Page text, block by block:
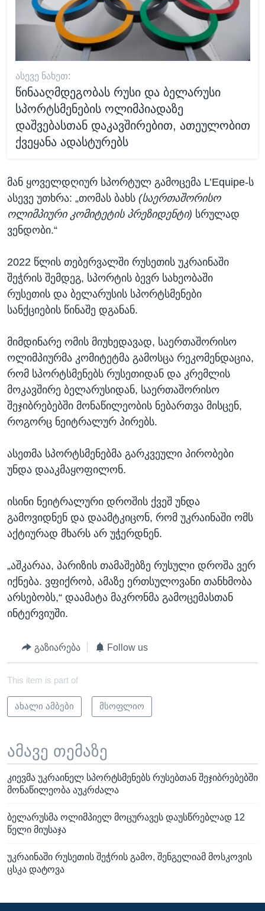
ᲐᲡᲔᲕᲔ ᲜᲐᲮᲔᲗ:
წინააღმდეგობას რუსი და ბელარუსი
სპორტსმენების ოლიმპიადაზე
დაშვებასთან დაკავშირებით, ათეულობით
ქვეყანა ადასტურებს
მან ყოველდღიურ სპორტულ გამოცემა L’Equipe-ს
ასევე უთხრა: „თომას ბახს (საერთაშორისო
ოლიმპიური კომიტეტის პრეზიდენტი) სრულად
ვენდობი.“
2022 წლის თებერვალში რუსეთის უკრაინაში
შეჭრის შემდეგ, სპორტის ბევრ სახეობაში
რუსეთის და ბელარუსის სპორტსმენები
სანქციების წინაშე დგანან.
მიმდინარე ომის მიუხედავად, საერთაშორისო
ოლიმპიურმა კომიტეტმა გამოსცა რეკომენდაცია,
რომ სპორტსმენებს რუსეთიდან და კრემლის
მოკავშირე ბელარუსიდან, საერთაშორისო
შეჯიბრებებში მონაწილეობის ნებართვა მისცენ,
როგორც ნეიტრალურ პირებს.
ასეთმა სპორტსმენებმა გარკვეული პირობები
უნდა დააკმაყოფილონ.
ისინი ნეიტრალური დროშის ქვეშ უნდა
გამოვიდნენ და დაამტკიცონ, რომ უკრაინაში ომს
აქტიურად მხარს არ უჭერდნენ.
„აშკარაა, პარიზის თამაშებზე რუსული დროშა ვერ
იქნება. ვფიქრობ, ამაზე ერთსულოვანი თანხმობა
არსებობს,“ დაამატა მაკრონმა გამოცემასთან
ინტერვიუში.
გაზიარება Follow us
This item is part of
ახალი ამბები მსოფლიო
ამავე თემაზე
კიევმა უკრაინელ სპორტსმენებს რუსებთან შეჯიბრებებში
მონაწილეობა აუკრძალა
ბელარუსმა ოლიმპიელ მოცურავეს დაუსწრებლად 12
წელი მიუსაჯა
უკრაინაში რუსეთის შეჭრის გამო, შენგელიამ მოსკოვის
ცსკა დატოვა